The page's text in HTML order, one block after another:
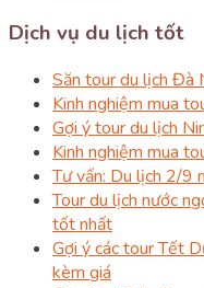
Dịch vụ du lịch tốt
Săn tour du lịch Đà
Kinh nghiệm mua
Gợi ý tour du lịch
Kinh nghiệm mua
Tư vấn: Du lịch 2/9
Tour du lịch nước
tốt nhất
Gợi ý các tour Tết
kèm giá